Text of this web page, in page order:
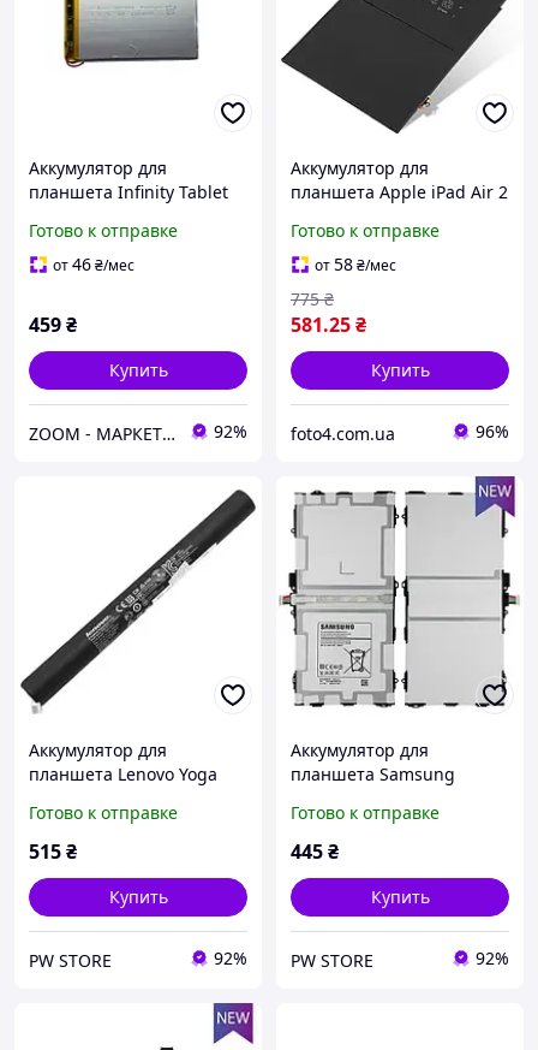
Аккумулятор для
планшета Infinity Tablet
(Оригинал по разбору)
(Восстановлен)
Готово к отправке
от46₴/мес
459₴
Купить
ZOOM - МАРКЕТ ЦИФРОВОЙ ТЕХНИКИ 92%
Аккумулятор для
планшета Apple iPad Air 2
3.76V 7340mAh 27.62Wh +
набор инструментов для
замены
Готово к отправке
от58₴/мес
581.25₴
775 ₴
Купить
foto4.com.ua 96%
Аккумулятор для
планшета Lenovo Yoga
L13D3E31 L13C3E31 )
ОРИГИНАЛ ! DNS
Готово к отправке
515₴
Купить
PW STORE 92%
Аккумулятор для
планшета Samsung
T801 ( EB-BT800FBC, EB-
BT800FBE ) DNS
Готово к отправке
445₴
Купить
PW STORE 92%